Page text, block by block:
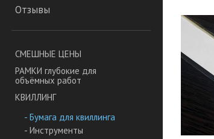
Отзывы
СМЕШНЫЕ ЦЕНЫ
РАМКИ глубокие для
объёмных работ
КВИЛЛИНГ
- Бумага для квиллинга
- Инструменты